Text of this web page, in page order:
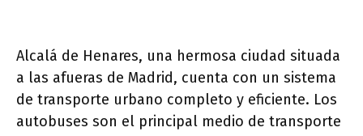
Alcalá de Henares, una hermosa ciudad situada
a las afueras de Madrid, cuenta con un sistema
de transporte urbano completo y eficiente. Los
autobuses son el principal medio de transporte